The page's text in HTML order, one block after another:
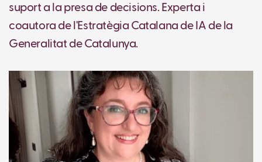
suport a la presa de decisions. Experta i
coautora de l'Estratègia Catalana de IA de la
Generalitat de Catalunya.